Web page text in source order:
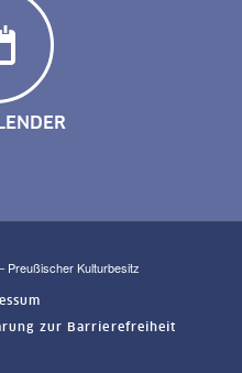
Preußischer Kulturbesitz
zur Barrierefreiheit